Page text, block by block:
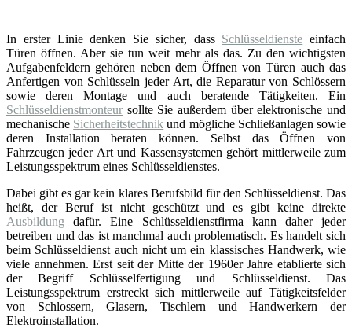
In erster Linie denken Sie sicher, dass Schlüsseldienste einfach
Türen öffnen. Aber sie tun weit mehr als das. Zu den wichtigsten
Aufgabenfeldern gehören neben dem Öffnen von Türen auch das
Anfertigen von Schlüsseln jeder Art, die Reparatur von Schlössern
sowie deren Montage und auch beratende Tätigkeiten. Ein
Schlüsseldienstmonteur sollte Sie außerdem über elektronische und
mechanische Sicherheitstechnik und mögliche Schließanlagen sowie
deren Installation beraten können. Selbst das Öffnen von
Fahrzeugen jeder Art und Kassensystemen gehört mittlerweile zum
Leistungsspektrum eines Schlüsseldienstes.
Dabei gibt es gar kein klares Berufsbild für den Schlüsseldienst. Das
heißt, der Beruf ist nicht geschützt und es gibt keine direkte
Ausbildung dafür. Eine Schlüsseldienstfirma kann daher jeder
betreiben und das ist manchmal auch problematisch. Es handelt sich
beim Schlüsseldienst auch nicht um ein klassisches Handwerk, wie
viele annehmen. Erst seit der Mitte der 1960er Jahre etablierte sich
der Begriff Schlüsselfertigung und Schlüsseldienst. Das
Leistungsspektrum erstreckt sich mittlerweile auf Tätigkeitsfelder
von Schlossern, Glasern, Tischlern und Handwerkern der
Elektroinstallation.